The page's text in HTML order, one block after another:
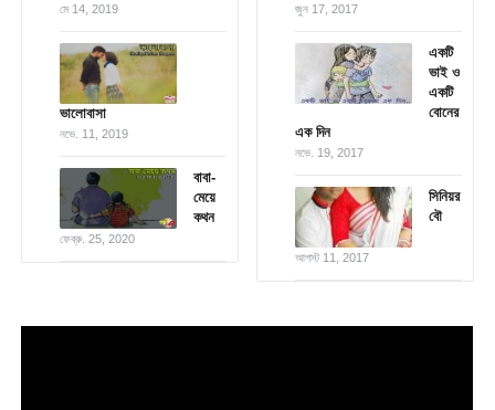
মে 14, 2019
ভালোবাসা
নভে. 11, 2019
বাবা-
মেয়ে
কথন
ফেব্রু. 25, 2020
জুন 17, 2017
একটি
ভাই ও
একটি
বোনের
এক দিন
নভে. 19, 2017
সিনিয়র
বৌ
আগস্ট 11, 2017